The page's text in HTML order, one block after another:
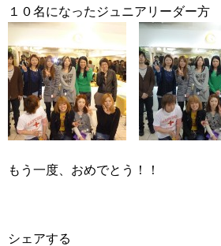
１０名になったジュニアリーダー方
もう一度、おめでとう！！
シェアする